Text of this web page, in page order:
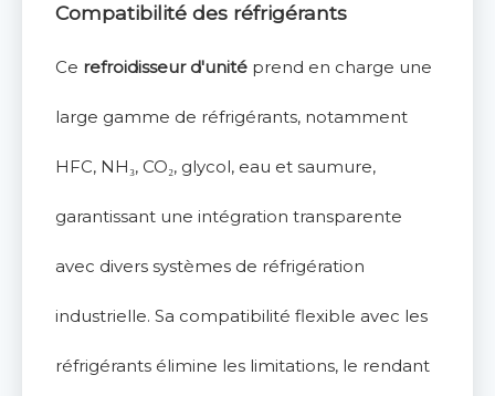
Compatibilité des réfrigérants
Ce refroidisseur d'unité prend en charge une
large gamme de réfrigérants, notamment
HFC, NH₃, CO₂, glycol, eau et saumure,
garantissant une intégration transparente
avec divers systèmes de réfrigération
industrielle. Sa compatibilité flexible avec les
réfrigérants élimine les limitations, le rendant